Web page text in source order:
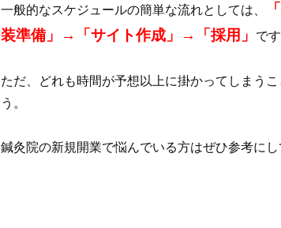
一般的なスケジュールの簡単な流れとしては、
装準備」→「サイト作成」→「採用」
です
ただ、どれも時間が予想以上に掛かってしまう
う。
鍼灸院の新規開業で悩んでいる方はぜひ参考にし